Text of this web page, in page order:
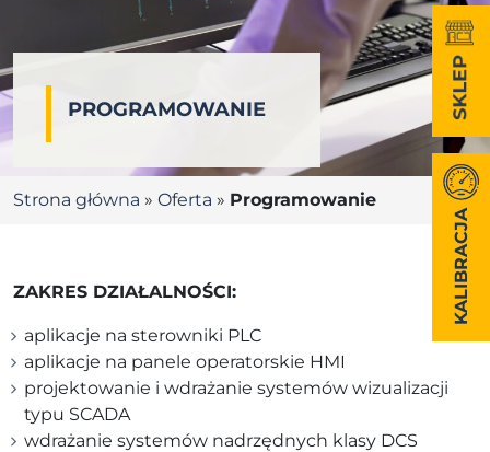
PROGRAMOWANIE
Strona główna » Oferta » Programowanie
ZAKRES DZIAŁALNOŚCI:
aplikacje na sterowniki PLC
aplikacje na panele operatorskie HMI
projektowanie i wdrażanie systemów wizualizacji
typu SCADA
wdrażanie systemów nadrzędnych klasy DCS
KALIBRACJA